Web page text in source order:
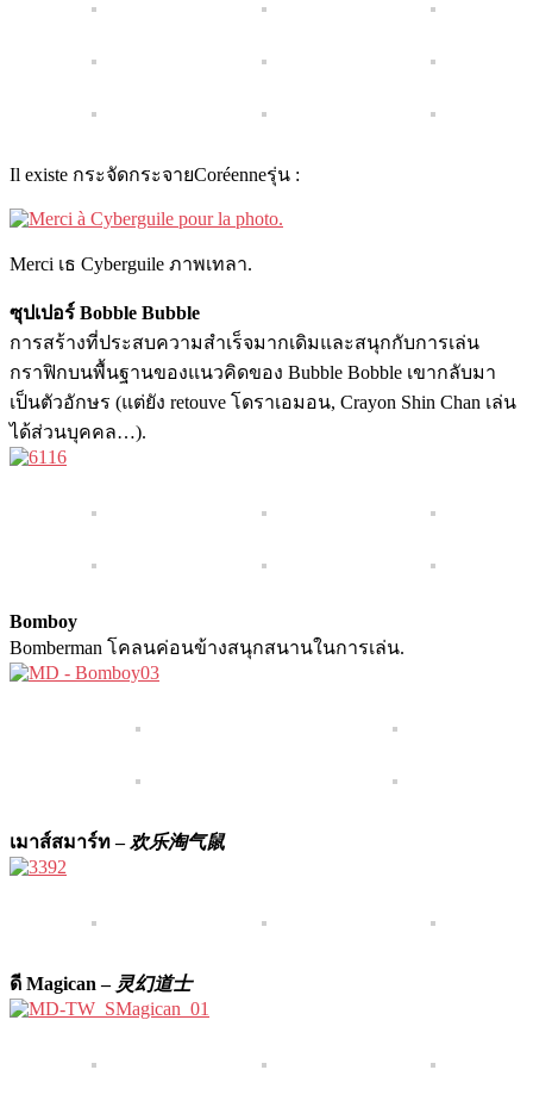
Il existe กระจัดกระจายCoréenneรุ่น :
Merci เธ Cyber​​guile ภาพเทลา.
ซุปเปอร์ Bobble Bubble
การสร้างที่ประสบความสำเร็จมากเดิมและสนุกกับการเล่น
กราฟิกบนพื้นฐานของแนวคิดของ Bubble Bobble เขากลับมา
เป็นตัวอักษร (แต่ยัง retouve โดราเอมอน, Crayon Shin Chan เล่น
ได้ส่วนบุคคล…).
Bomboy
Bomberman โคลนค่อนข้างสนุกสนานในการเล่น.
เมาส์สมาร์ท –欢乐淘气鼠
ดี Magican – 灵幻道士